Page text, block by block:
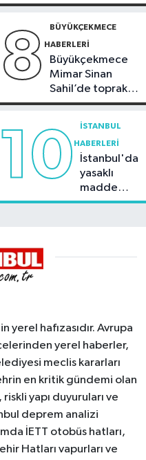
8 BÜYÜKÇEKMECE
HABERLERI
Büyükçekmece
Mimar Sinan
Sahil’de toprak
kayması
10 İSTANBUL
HABERLERI
İstanbul'da
yasaklı
madde
operasyonu
hafızasıdır. Avrupa
yerel haberler,
meclis kararları
en kritik gündemi olan
yapı duyuruları ve
deprem analizi
İETT otobüs hatları,
Hatları vapurları ve